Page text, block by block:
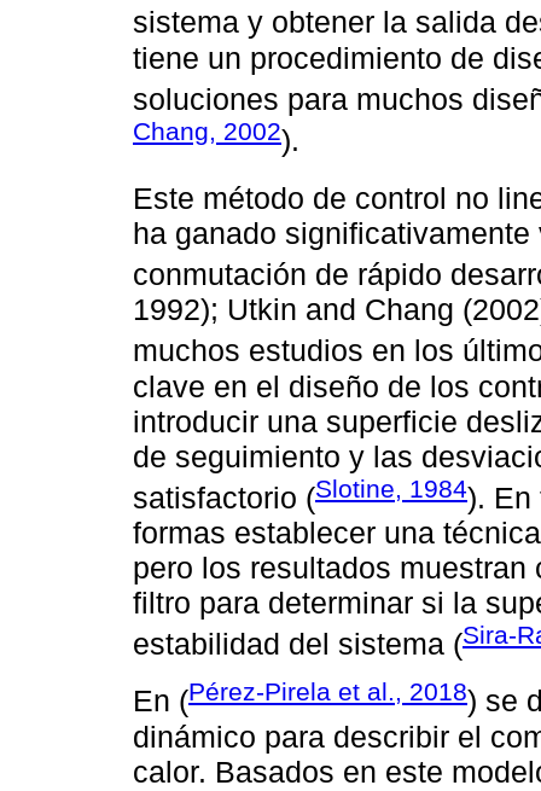
sistema y obtener la salida
tiene un procedimiento de
soluciones para muchos
Chang, 2002).
Este método de control no
ha ganado
conmutación de rápido
1992); Utkin and Chang
muchos estudios en los
clave en el diseño de los
introducir una superficie
de seguimiento y las
satisfactorio (Slotine, 1984). En
formas establecer una
pero los resultados
filtro para determinar si la
estabilidad del sistema (Sira-
En (Pérez-Pirela et al., 2018) se
dinámico para describir el
calor. Basados en este